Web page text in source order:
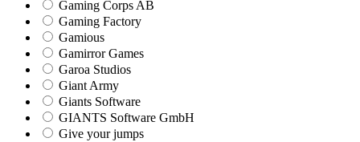
Gaming Corps AB
Gaming Factory
Gamious
Gamirror Games
Garoa Studios
Giant Army
Giants Software
GIANTS Software GmbH
Give your jumps